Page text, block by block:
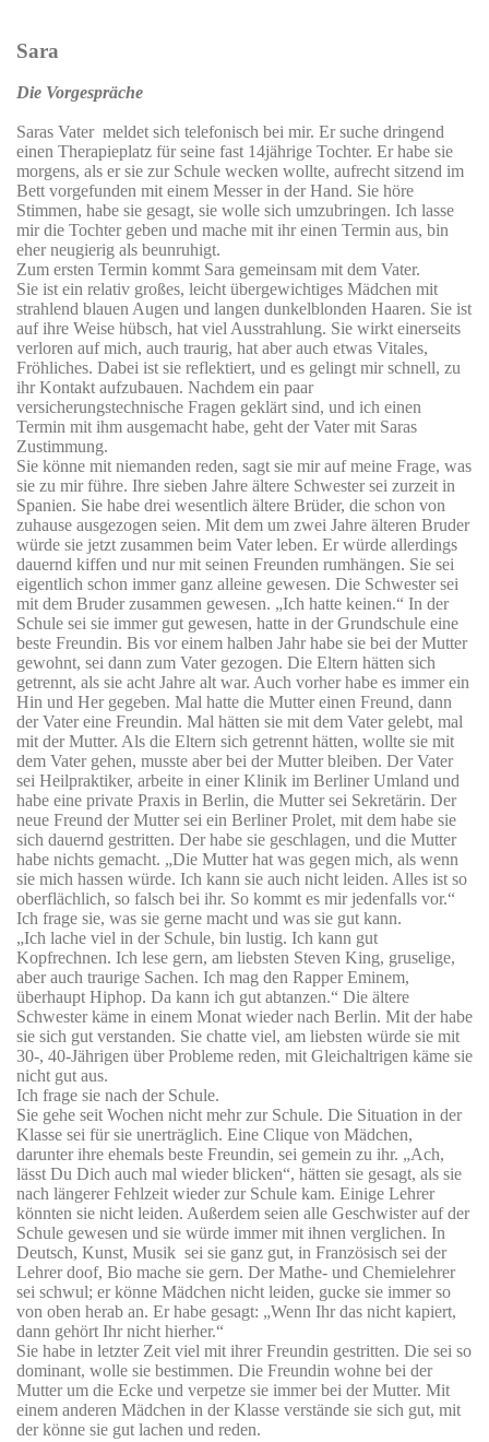
Sara
Die Vorgespräche
Saras Vater meldet sich telefonisch bei mir. Er suche dringend
einen Therapieplatz fürseine fast 14jährige Tochter. Er habe sie
morgens, als er sie zur Schule wecken wollte, aufrecht sitzend im
Bett vorgefunden mit einem Messer in der Hand. Sie höre
Stimmen, habe sie gesagt, sie wolle sich umzubringen. Ich lasse
mir die Tochter geben und mache mit ihr einen Termin aus, bin
eher neugierig als beunruhigt.
Zum ersten Termin kommt Sara gemeinsam mit dem Vater.
Sie ist ein relativ großes, leicht übergewichtiges Mädchen mit
strahlend blauen Augen und langen dunkelblonden Haaren. Sie ist
auf ihre Weise hübsch, hat viel Ausstrahlung. Sie wirkt einerseits
verloren auf mich, auch traurig, hat aber auch etwas Vitales,
Fröhliches. Dabei ist sie reflektiert, und es gelingt mir schnell, zu
ihr Kontakt aufzubauen. Nachdem ein paar
versicherungstechnische Fragen geklärt sind, und ich einen
Termin mit ihm ausgemacht habe, geht der Vater mit Saras
Zustimmung.
Sie könne mit niemanden reden, sagt sie mir auf meine Frage, was
sie zu mir führe. Ihre sieben Jahre ältere Schwester sei zurzeit in
Spanien. Sie habe drei wesentlich ältere Brüder, die schon von
zuhause ausgezogen seien. Mit dem um zwei Jahre älteren Bruder
würde sie jetzt zusammen beim Vater leben. Er würde allerdings
dauernd kiffen und nur mit seinen Freunden rumhängen. Sie sei
eigentlich schon immer ganz alleine gewesen. Die Schwester sei
mit dem Bruder zusammen gewesen. „Ich hatte keinen.“ In der
Schule sei sie immer gut gewesen, hatte in der Grundschule eine
beste Freundin. Bis vor einem halben Jahr habe sie bei der Mutter
gewohnt, sei dann zum Vater gezogen. Die Eltern hätten sich
getrennt, als sie acht Jahre alt war. Auch vorher habe es immer ein
Hin und Her gegeben. Mal hatte die Mutter einen Freund, dann
der Vater eine Freundin. Mal hätten sie mit dem Vater gelebt, mal
mit der Mutter. Als die Eltern sich getrennt hätten, wollte sie mit
dem Vater gehen, musste aber bei der Mutter bleiben. Der Vater
sei Heilpraktiker, arbeite in einer Klinik im Berliner Umland und
habe eine private Praxis in Berlin, die Mutter sei Sekretärin. Der
neue Freund der Mutter sei ein Berliner Prolet, mit dem habe sie
sich dauernd gestritten. Der habe sie geschlagen, und die Mutter
habe nichts gemacht. „Die Mutter hat was gegen mich, als wenn
sie mich hassen würde. Ich kann sie auch nicht leiden. Alles ist so
oberflächlich, so falsch bei ihr. So kommt es mir jedenfalls vor.“
Ich frage sie, was sie gerne macht und was sie gut kann.
„Ich lache viel in der Schule, bin lustig. Ich kann gut
Kopfrechnen. Ich lese gern, am liebsten Steven King, gruselige,
aber auch traurige Sachen. Ich mag den Rapper Eminem,
überhaupt Hiphop. Da kann ich gut abtanzen.“ Die ältere
Schwester käme in einem Monat wieder nach Berlin. Mit der habe
sie sich gut verstanden. Sie chatte viel, am liebsten würde sie mit
30-, 40-Jährigen über Probleme reden, mit Gleichaltrigen käme sie
nicht gut aus.
Ich frage sie nach der Schule.
Sie gehe seit Wochen nicht mehr zur Schule. Die Situation in der
Klasse sei für sie unerträglich. Eine Clique von Mädchen,
darunter ihre ehemals beste Freundin, sei gemein zu ihr. „Ach,
lässt Du Dich auch mal wieder blicken“, hätten sie gesagt, als sie
nach längerer Fehlzeit wieder zur Schule kam. Einige Lehrer
könnten sie nicht leiden. Außerdem seien alle Geschwister auf der
Schule gewesen und sie würde immer mit ihnen verglichen. In
Deutsch, Kunst, Musik sei sie ganz gut, in Französisch sei der
Lehrer doof, Bio mache sie gern. Der Mathe- und Chemielehrer
sei schwul; er könne Mädchen nicht leiden, gucke sie immer so
von oben herab an. Er habe gesagt: „Wenn Ihr das nicht kapiert,
dann gehört Ihr nicht hierher.“
Sie habe in letzter Zeit viel mit ihrer Freundin gestritten. Die sei so
dominant, wolle sie bestimmen. Die Freundin wohne bei der
Mutter um die Ecke und verpetze sie immer bei der Mutter. Mit
einem anderen Mädchen in der Klasse verstände sie sich gut, mit
der könne sie gut lachen und reden.